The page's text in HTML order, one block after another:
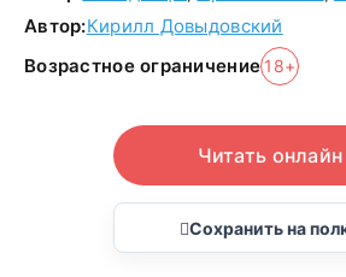
Автор:Кирилл Довыдовский
Возрастное ограничение 18+
Читать онлайн
Сохранить на